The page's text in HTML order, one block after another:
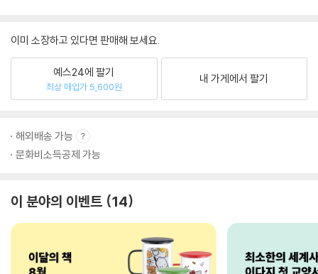
이미 소장하고 있다면 판매해 보세요.
예스24에 팔기
최상 매입가 5,600원
내 가게에서 팔기
해외배송 가능
문화비소득공제 가능
이 분야의 이벤트 14